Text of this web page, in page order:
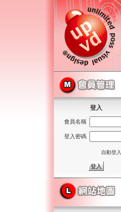
登入
會員名稱
登入密碼
自動登入